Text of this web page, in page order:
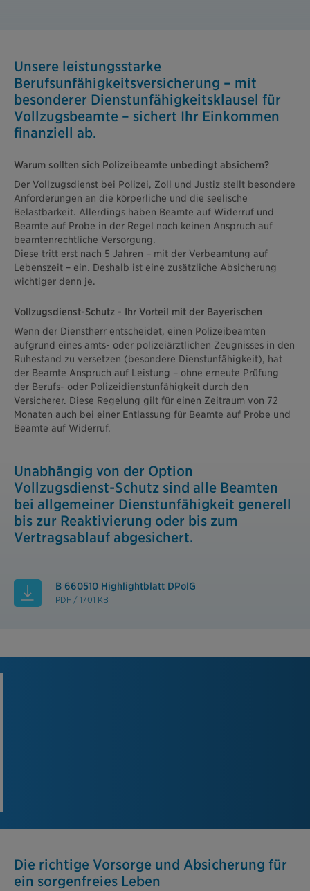
Unsere leistungsstarke
Berufsunfähigkeitsversicherung – mit
besonderer Dienstunfähigkeitsklausel für
Vollzugsbeamte – sichert Ihr Einkommen
finanziell ab.
Warum sollten sich Polizeibeamte unbedingt absichern?
Der Vollzugsdienst bei Polizei, Zoll und Justiz stellt besondere
Anforderungen an die körperliche und die seelische
Belastbarkeit. Allerdings haben Beamte auf Widerruf und
Beamte auf Probe in der Regel noch keinen Anspruch auf
beamtenrechtliche Versorgung.
Diese tritt erst nach 5 Jahren – mit der Verbeamtung auf
Lebenszeit – ein. Deshalb ist eine zusätzliche Absicherung
wichtiger denn je.
Vollzugsdienst-Schutz - Ihr Vorteil mit der Bayerischen
Wenn der Dienstherr entscheidet, einen Polizeibeamten
aufgrund eines amts- oder polizeiärztlichen Zeugnisses in den
Ruhestand zu versetzen (besondere Dienstunfähigkeit), hat
der Beamte Anspruch auf Leistung – ohne erneute Prüfung
der Berufs- oder Polizeidienstunfähigkeit durch den
Versicherer. Diese Regelung gilt für einen Zeitraum von 72
Monaten auch bei einer Entlassung für Beamte auf Probe und
Beamte auf Widerruf.
Unabhängig von der Option
Vollzugsdienst-Schutz sind alle Beamten
bei allgemeiner Dienstunfähigkeit generell
bis zur Reaktivierung oder bis zum
Vertragsablauf abgesichert.
B 660510 Highlightblatt DPolG
PDF / 1701 KB
Die richtige Vorsorge und Absicherung für
ein sorgenfreies Leben